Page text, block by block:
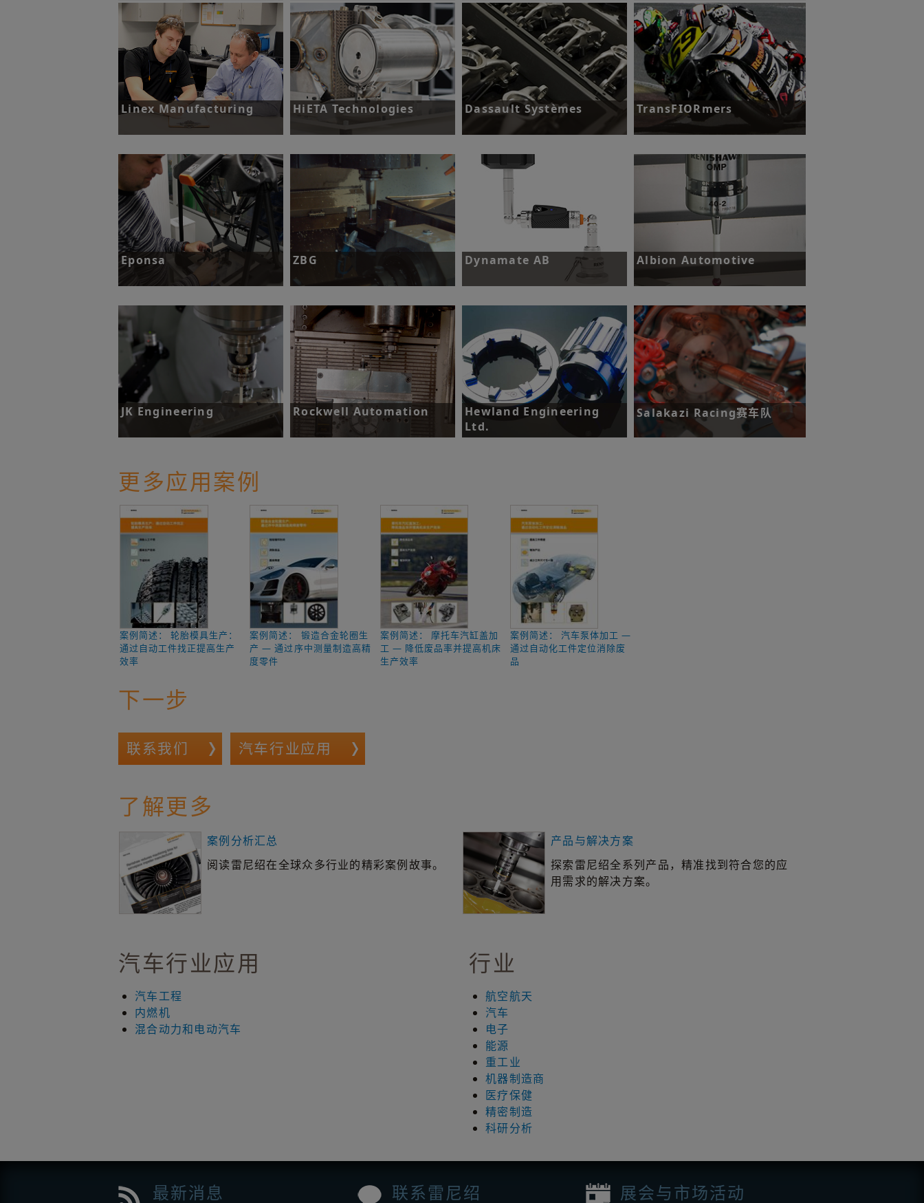
挑战：在汽车零部件制造过程中，用
自动化方法替代人工尺寸与几何特性
检测方法。
了解更多
挑战：在不降低性能的前提下，通过
增材制造实现减重目标。
了解更多
挑战：富临精工检测中心积极寻求高
速高效的检测方案。
了解更多
雷尼绍及其关联公司RLS为英国
Dynisma公司的新型动态运动模拟器提
供磁编码器和技术支持；该新型模拟器
专为赛车运动及更多高端应用而设计。
了解更多
Linex Manufacturing
挑战：如何精确地检测汽车零部件上
难以接近的特征？
了解更多
HiETA Technologies
挑战：证明增材制造技术能够实现足
够薄的壁厚，制造完整零件，并适用
于小批量生产。
了解更多
Dassault Systèmes
挑战：让建模和设计软件与真实的3D
打印过程实现协调统一。
TransFIORmers
挑战：在Moto2赛车的设计中降低非簧
载质量，实现整车减重目标。
Eponsa
挑战：缩短质检等待时间。
了解更多
ZBG
挑战：优化刀具破损检测过程。
了解更多
Dynamate AB
挑战：降低机床维护成本。
了解更多
Albion Automotive
挑战：缩短停机时间，并降低废品率。
了解更多
JK Engineering
挑战：大幅缩短设定时间。
Rockwell Automation
挑战：寻找一种机床诊断工具，以检
Hewland Engineering
Ltd.
Salakazi Racing赛车队
更多应用案例
案例简述： 轮胎模具生产：
通过自动工件找正提高生产
效率
案例简述： 锻造合金轮圈生
产 — 通过序中测量制造高精
度零件
案例简述： 摩托车汽缸盖加
工 — 降低废品率并提高机床
生产效率
案例简述： 汽车泵体加工 —
通过自动化工件定位消除废
品
下一步
联系我们 汽车行业应用
了解更多
案例分析汇总
阅读雷尼绍在全球众多行业的精彩案例故事。
产品与解决方案
探索雷尼绍全系列产品，精准找到符合您的应
用需求的解决方案。
汽车行业应用
汽车工程
内燃机
混合动力和电动汽车
行业
航空航天
汽车
电子
能源
重工业
机器制造商
医疗保健
精密制造
科研分析
最新消息 联系雷尼绍 展会与市场活动